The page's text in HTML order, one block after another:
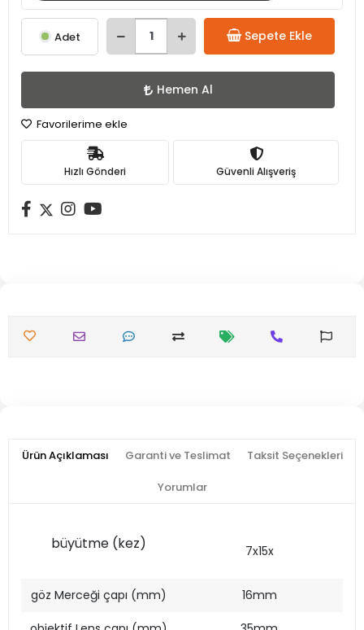
Adet Sepete Ekle
Hemen Al
Favorilerime ekle
Hızlı Gönderi Güvenli Alışveriş
Ürün Açıklaması Garanti ve Teslimat Taksit Seçenekleri
Yorumlar
büyütme (kez) 7x15x
göz Merceği çapı (mm) 16mm